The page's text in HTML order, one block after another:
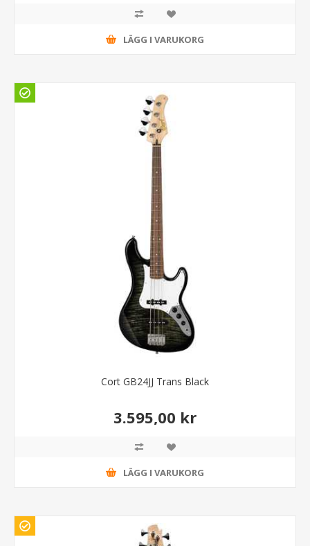
LÄGG I VARUKORG
Cort GB24JJ Trans Black
3.595,00 kr
LÄGG I VARUKORG